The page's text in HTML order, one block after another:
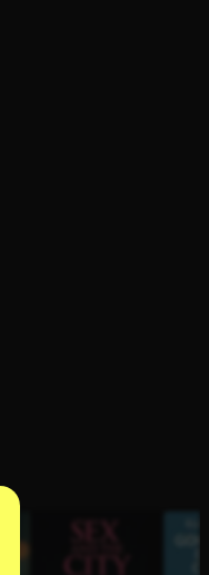
sur le code. C'est gratuit à